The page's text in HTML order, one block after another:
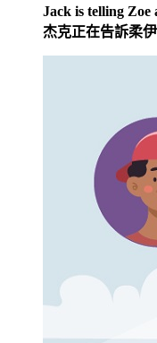
Jack is telling Zoe
杰克正在告訴柔